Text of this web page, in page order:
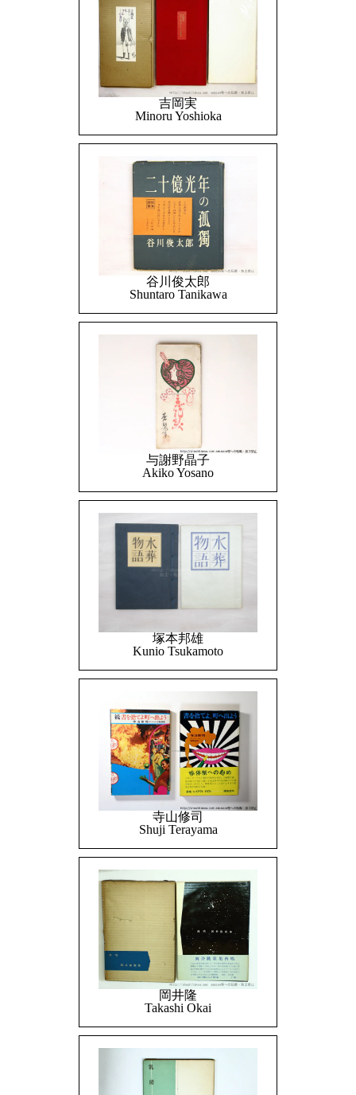
吉岡実
Minoru Yoshioka
谷川俊太郎
Shuntaro Tanikawa
与謝野晶子
Akiko Yosano
塚本邦雄
Kunio Tsukamoto
寺山修司
Shuji Terayama
岡井隆
Takashi Okai